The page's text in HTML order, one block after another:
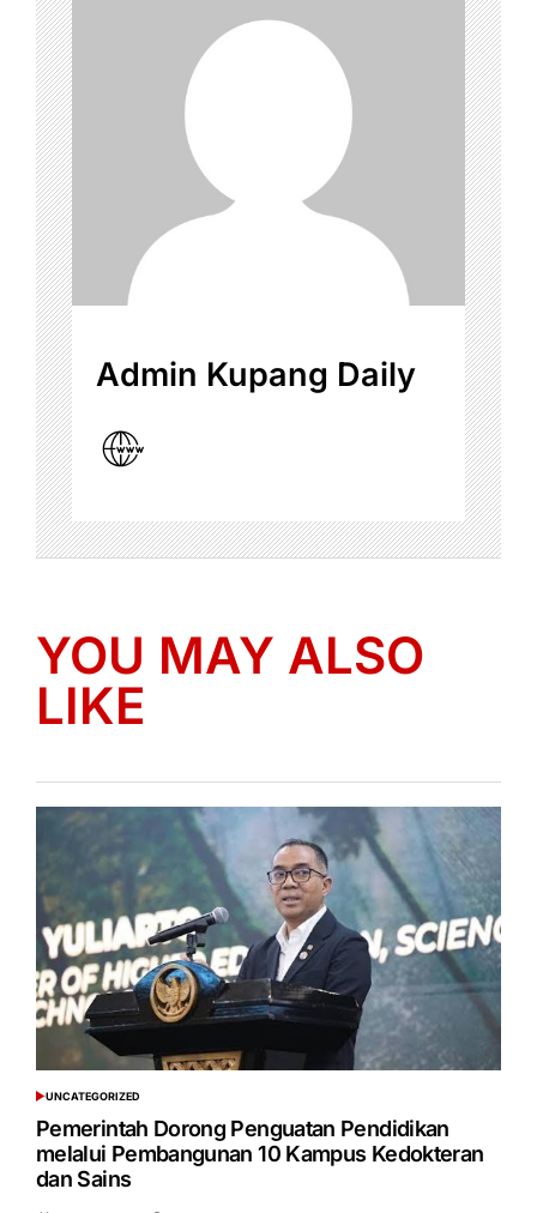
Admin Kupang Daily
YOU MAY ALSO
LIKE
POSTED
IN
UNCATEGORIZED
Pemerintah Dorong Penguatan Pendidikan
melalui Pembangunan 10 Kampus Kedokteran
dan Sains